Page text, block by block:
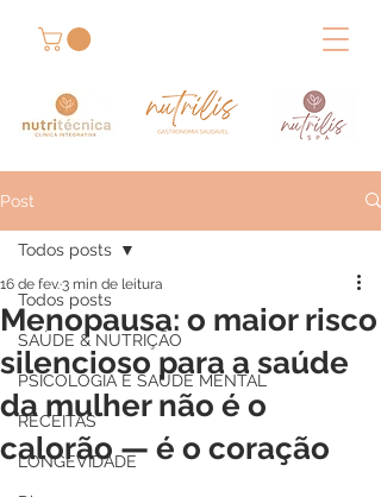
Post
Todos posts
SAÚDE & NUTRIÇÃO
PSICOLOGIA E SAÚDE MENTAL
RECEITAS
LONGEVIDADE
Todos posts
Menopausa: o maior risco
silencioso para a saúde
da mulher não é o
calorão — é o coração
16 de fev.3 min de leitura